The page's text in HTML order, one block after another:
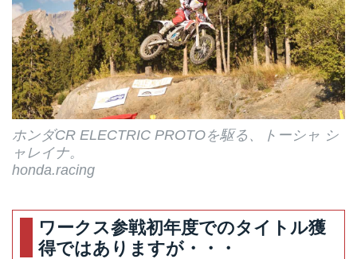
ホンダCR ELECTRIC PROTOを駆る、トーシャ シ
ャレイナ。
honda.racing
ワークス参戦初年度でのタイトル獲
得ではありますが・・・